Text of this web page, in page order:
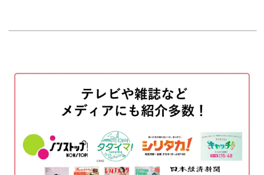
少しの動作で確実にハートに近づけていくコツをお教えし
動画だと視覚的にわかるので、流れもスムーズ。
マットトップジェルを塗布する
粘土ジェルでハートをつくる
トップジェルを塗布する 09:41
完成♪